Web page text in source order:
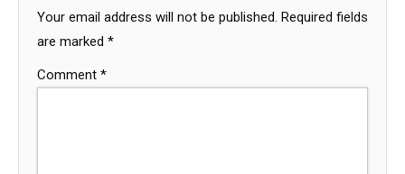
Your email address will not be published. Required fields
are marked *
Comment *